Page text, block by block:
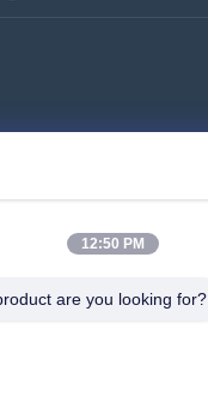
12:50 PM
are you looking for?